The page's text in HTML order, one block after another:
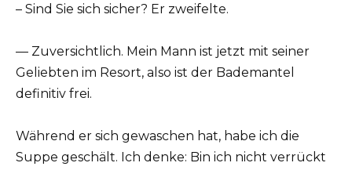
– Sind Sie sich sicher? Er zweifelte.
— Zuversichtlich. Mein Mann ist jetzt mit seiner
Geliebten im Resort, also ist der Bademantel
definitiv frei.
Während er sich gewaschen hat, habe ich die
Suppe geschält. Ich denke: Bin ich nicht verrückt